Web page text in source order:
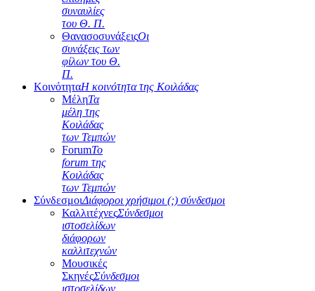
συναυλίες
του Θ. Π.
ΘανασοσυνάξειςΟι
συνάξεις των
φίλων του Θ.
Π.
ΚοινότηταΗ κοινότητα της Κοιλάδας
ΜέληΤα
μέλη της
Κοιλάδας
των Τεμπών
ForumΤο
forum της
Κοιλάδας
των Τεμπών
ΣύνδεσμοιΔιάφοροι χρήσιμοι (;) σύνδεσμοι
ΚαλλιτέχνεςΣύνδεσμοι
ιστοσελίδων
διάφορων
καλλιτεχνών
Μουσικές
ΣκηνέςΣύνδεσμοι